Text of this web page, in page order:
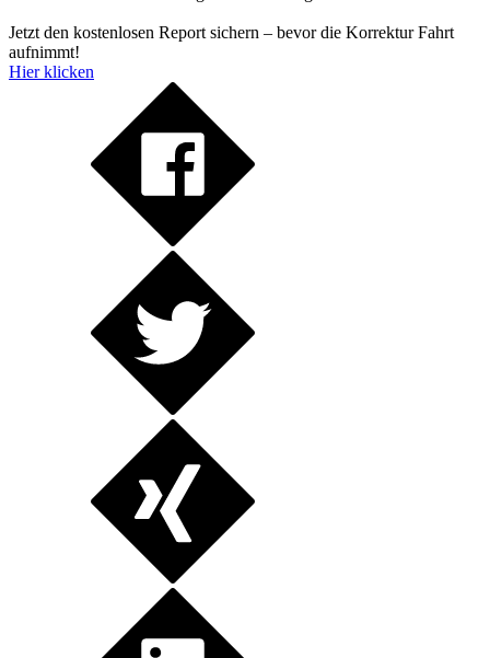
Jetzt den kostenlosen Report sichern – bevor die Korrektur Fahrt
aufnimmt!
Hier klicken